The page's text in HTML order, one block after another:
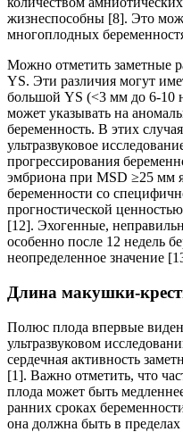
жизнеспособны [8]. Это
многоплодных
Можно отметить заметные
YS. Эти различия могут
большой YS (<3 мм до 6-10
может указывать на
беременность. В этих
ультразвуковое
прогрессирования
эмбриона при MSD ≥25 мм
беременности со
прогностической
[12]. Эхогенные,
особенно после 12 недель
неопределенное значение
Длина макушки-
Полюс плода впервые
ультразвуковом
сердечная активность
[1]. Важно отметить, что
плода может быть
ранних сроках
она должна быть в